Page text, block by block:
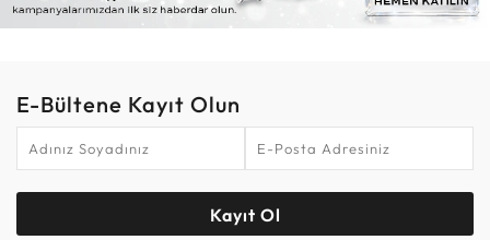
E-Bültene Kayıt Olun
Kayıt Ol